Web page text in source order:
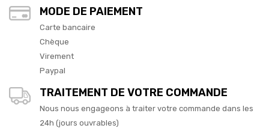
MODE DE PAIEMENT
Carte bancaire
Chèque
Virement
Paypal
TRAITEMENT DE VOTRE COMMANDE
Nous nous engageons à traiter votre commande dans les
24h (jours ouvrables)